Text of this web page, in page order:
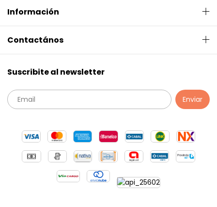
Información
Contactános
Suscribite al newsletter